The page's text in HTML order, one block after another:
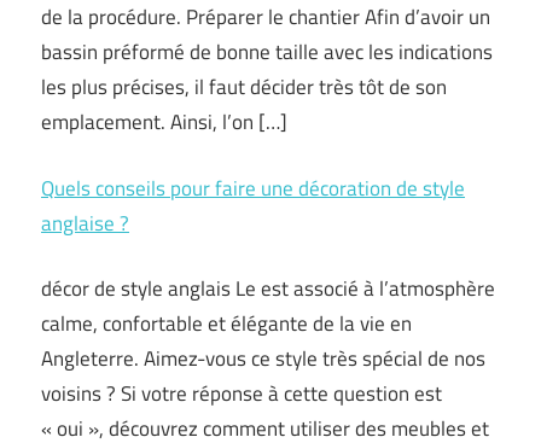
de la procédure. Préparer le chantier Afin d’avoir un
bassin préformé de bonne taille avec les indications
les plus précises, il faut décider très tôt de son
emplacement. Ainsi, l’on […]
Quels conseils pour faire une décoration de style
anglaise ?
décor de style anglais Le est associé à l’atmosphère
calme, confortable et élégante de la vie en
Angleterre. Aimez-vous ce style très spécial de nos
voisins ? Si votre réponse à cette question est
« oui », découvrez comment utiliser des meubles et